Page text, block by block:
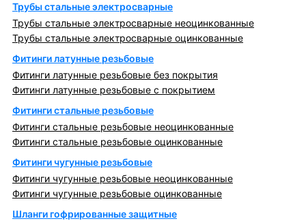
Трубы стальные электросварные
Трубы стальные электросварные неоцинкованные
Трубы стальные электросварные оцинкованные
Фитинги латунные резьбовые
Фитинги латунные резьбовые без покрытия
Фитинги латунные резьбовые с покрытием
Фитинги стальные резьбовые
Фитинги стальные резьбовые неоцинкованные
Фитинги стальные резьбовые оцинкованные
Фитинги чугунные резьбовые
Фитинги чугунные резьбовые неоцинкованные
Фитинги чугунные резьбовые оцинкованные
Шланги гофрированные защитные